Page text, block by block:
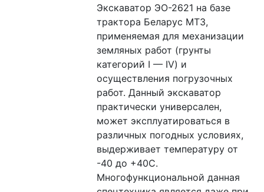
Экскаватор ЭО-2621 на базе
трактора Беларус МТЗ,
применяемая для механизации
земляных работ (грунты
категорий I — IV) и
осуществления погрузочных
работ. Данный экскаватор
практически универсален,
может эксплуатироваться в
различных погодных условиях,
выдерживает температуру от
-40 до +40С.
Многофункциональной данная